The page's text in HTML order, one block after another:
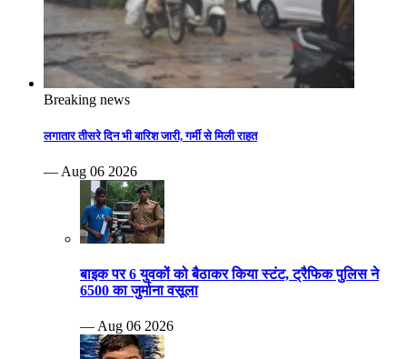
Breaking news
लगातार तीसरे दिन भी बारिश जारी, गर्मी से मिली राहत
— Aug 06 2026
बाइक पर 6 युवकों को बैठाकर किया स्टंट, ट्रैफिक पुलिस ने
6500 का जुर्माना वसूला
— Aug 06 2026